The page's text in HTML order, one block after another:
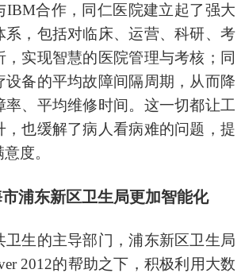
IBM合作，同仁医院建立起了强大
系，包括对临床、运营、科研、考
，实现智慧的医院管理与考核；同
设备的平均故障间隔周期，从而降
率、平均维修时间。这一切都让工
，也缓解了病人看病难的问题，提
度。
浦东新区卫生局更加智能化
卫生的主导部门，浦东新区卫生局
2012的帮助之下，积极利用大数